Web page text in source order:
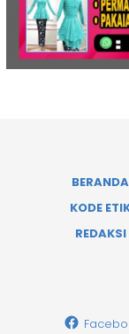
BERANDA
KODE
REDAKSI